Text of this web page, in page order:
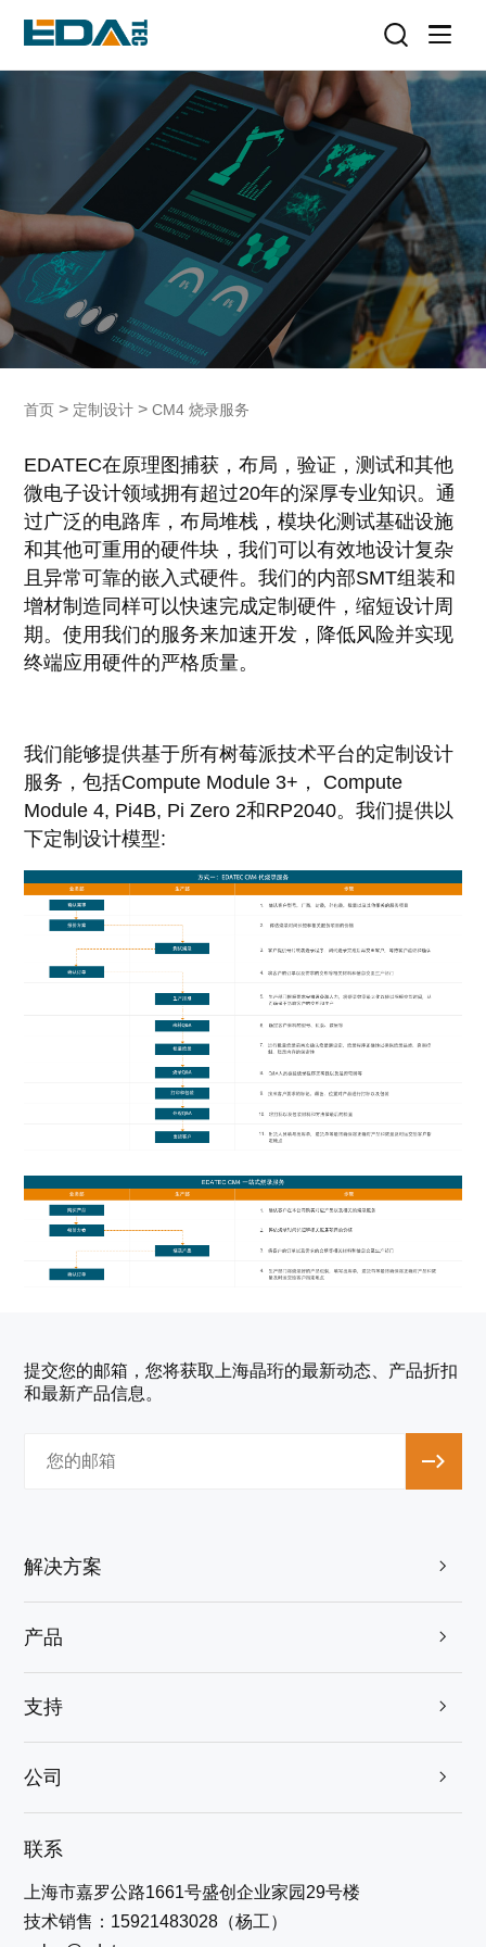
首页 > 定制设计 >CM4 烧录服务
EDATEC在原理图捕获，布局，验证，测试和其他
微电子设计领域拥有超过20年的深厚专业知识。通
过广泛的电路库，布局堆栈，模块化测试基础设施
和其他可重用的硬件块，我们可以有效地设计复杂
且异常可靠的嵌入式硬件。我们的内部SMT组装和
增材制造同样可以快速完成定制硬件，缩短设计周
期。使用我们的服务来加速开发，降低风险并实现
终端应用硬件的严格质量。
我们能够提供基于所有树莓派技术平台的定制设计
服务，包括Compute Module 3+， Compute
Module 4, Pi4B, Pi Zero 2和RP2040。我们提供以
下定制设计模型:
提交您的邮箱，您将获取上海晶珩的最新动态、产品折扣
和最新产品信息。
解决方案 
产品 
支持 
公司 
联系
上海市嘉罗公路1661号盛创企业家园29号楼
技术销售：15921483028（杨工）